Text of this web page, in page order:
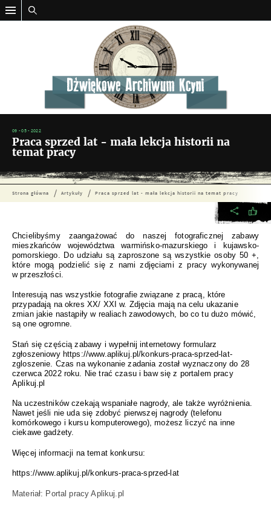
09 - 05 - 2022
Praca sprzed lat - mała lekcja historii na
temat pracy
Strona główna Artykuły Praca sprzed lat - mała lekcja historii na temat pracy
Chcielibyśmy zaangażować do naszej fotograficznej zabawy
mieszkańców województwa warmińsko-mazurskiego i kujawsko-
pomorskiego. Do udziału są zaproszone są wszystkie osoby 50 +,
które mogą podzielić się z nami zdjęciami z pracy wykonywanej
w przeszłości.
Interesują nas wszystkie fotografie związane z pracą, które
przypadają na okres XX/ XXI w. Zdjęcia mają na celu ukazanie
zmian jakie nastąpiły w realiach zawodowych, bo co tu dużo mówić,
są one ogromne.
Stań się częścią zabawy i wypełnij internetowy formularz
zgłoszeniowy https://www.aplikuj.pl/konkurs-praca-sprzed-lat-
zgloszenie . Czas na wykonanie zadania został wyznaczony do 28
czerwca 2022 roku. Nie trać czasu i baw się z portalem pracy
Aplikuj.pl
Na uczestników czekają wspaniałe nagrody, ale także wyróżnienia.
Nawet jeśli nie uda się zdobyć pierwszej nagrody (telefonu
komórkowego i kursu komputerowego), możesz liczyć na inne
ciekawe gadżety.
Więcej informacji na temat konkursu:
https://www.aplikuj.pl/konkurs-praca-sprzed-lat
Materiał: Portal pracy Aplikuj.pl